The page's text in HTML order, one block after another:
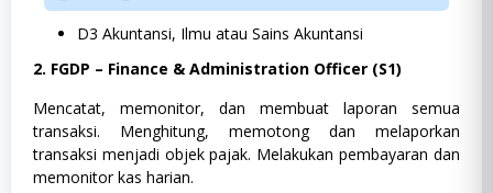
D3 Akuntansi, Ilmu atau Sains Akuntansi
2. FGDP – Finance & Administration Officer (S1)
Mencatat, memonitor, dan membuat laporan semua
transaksi. Menghitung, memotong dan melaporkan
transaksi menjadi objek pajak. Melakukan pembayaran dan
memonitor kas harian.